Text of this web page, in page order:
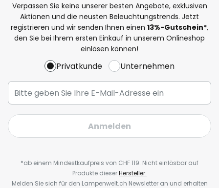
Verpassen Sie keine unserer besten Angebote, exklusiven
Aktionen und die neusten Beleuchtungstrends. Jetzt
registrieren und wir senden Ihnen einen 13%-Gutschein*,
den Sie bei Ihrem ersten Einkauf in unserem Onlineshop
einlösen können!
Privatkunde Unternehmen
Anmelden
*ab einem Mindestkaufpreis von CHF 119. Nicht einlösbar auf
Produkte dieserHersteller.
Melden Sie sich für den Lampenwelt.ch Newsletter an und erhalten